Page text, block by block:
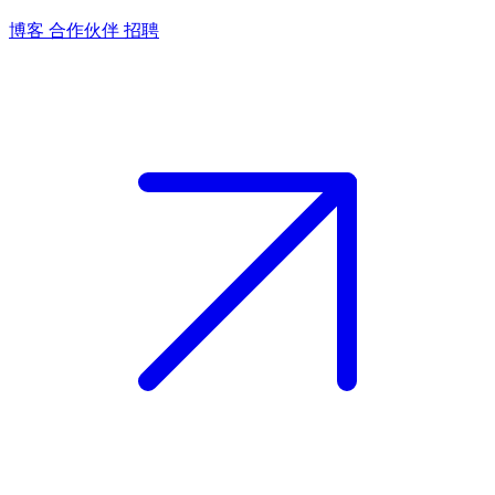
博客 合作伙伴 招聘